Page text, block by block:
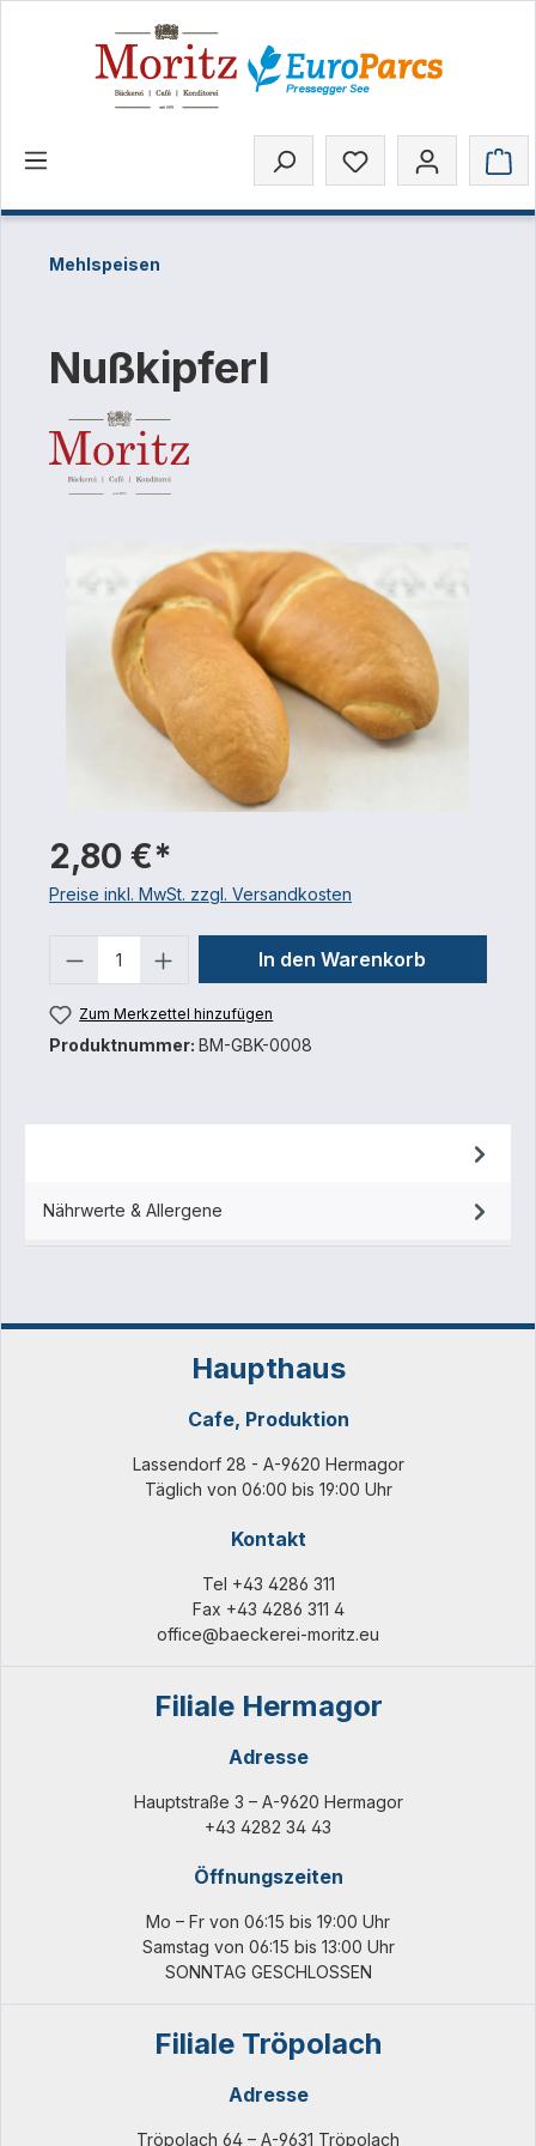
Mehlspeisen
Nußkipferl
2,80 €*
Preise inkl. MwSt. zzgl. Versandkosten
In den Warenkorb
Zum Merkzettel hinzufügen
Produktnummer: BM-GBK-0008
Nährwerte & Allergene
Haupthaus
Cafe, Produktion
Lassendorf 28 - A-9620 Hermagor
Täglich von 06:00 bis 19:00 Uhr
Kontakt
Tel +43 4286 311
Fax +43 4286 311 4
office@baeckerei-moritz.eu
Filiale Hermagor
Adresse
Hauptstraße 3 – A-9620 Hermagor
+43 4282 34 43
Öffnungszeiten
Mo – Fr von 06:15 bis 19:00 Uhr
Samstag von 06:15 bis 13:00 Uhr
SONNTAG GESCHLOSSEN
Filiale Tröpolach
Adresse
Tröpolach 64 – A-9631 Tröpolach